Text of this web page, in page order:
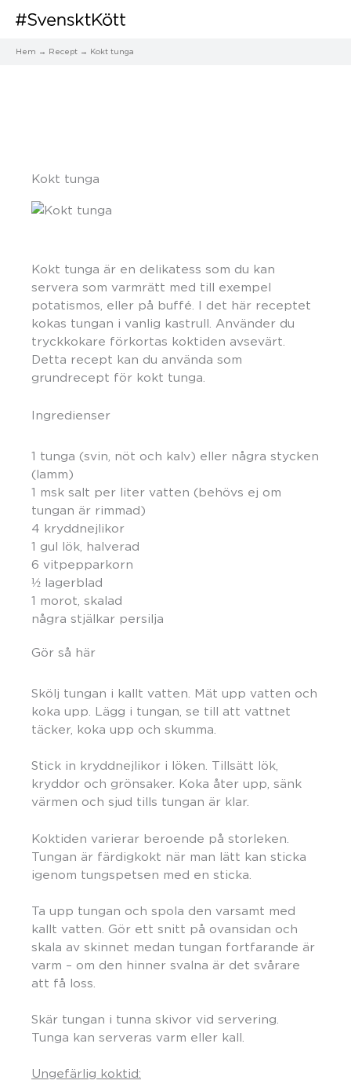
Hem Recept Kokt tunga
Kokt tunga
Kokt tunga är en delikatess som du kan
servera som varmrätt med till exempel
potatismos, eller på buffé. I det här receptet
kokas tungan i vanlig kastrull. Använder du
tryckkokare förkortas koktiden avsevärt.
Detta recept kan du använda som
grundrecept för kokt tunga.
Ingredienser
1 tunga (svin, nöt och kalv) eller några stycken
(lamm)
1 msk salt per liter vatten (behövs ej om
tungan är rimmad)
4 kryddnejlikor
1 gul lök, halverad
6 vitpepparkorn
½ lagerblad
1 morot, skalad
några stjälkar persilja
Gör så här
Skölj tungan i kallt vatten. Mät upp vatten och
koka upp. Lägg i tungan, se till att vattnet
täcker, koka upp och skumma.
Stick in kryddnejlikor i löken. Tillsätt lök,
kryddor och grönsaker. Koka åter upp, sänk
värmen och sjud tills tungan är klar.
Koktiden varierar beroende på storleken.
Tungan är färdigkokt när man lätt kan sticka
igenom tungspetsen med en sticka.
Ta upp tungan och spola den varsamt med
kallt vatten. Gör ett snitt på ovansidan och
skala av skinnet medan tungan fortfarande är
varm – om den hinner svalna är det svårare
att få loss.
Skär tungan i tunna skivor vid servering.
Tunga kan serveras varm eller kall.
Ungefärlig koktid: